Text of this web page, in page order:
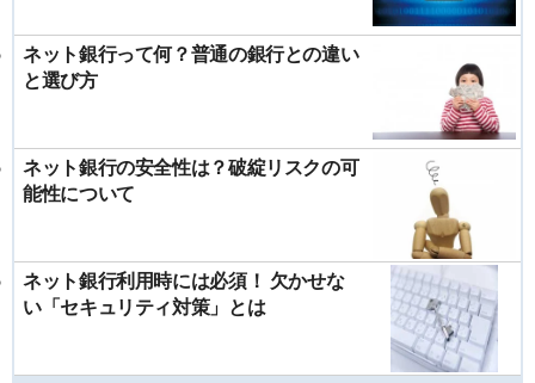
ネット銀行って何？普通の銀行との違い
と選び方
ネット銀行の安全性は？破綻リスクの可
能性について
ネット銀行利用時には必須！ 欠かせな
い「セキュリティ対策」とは